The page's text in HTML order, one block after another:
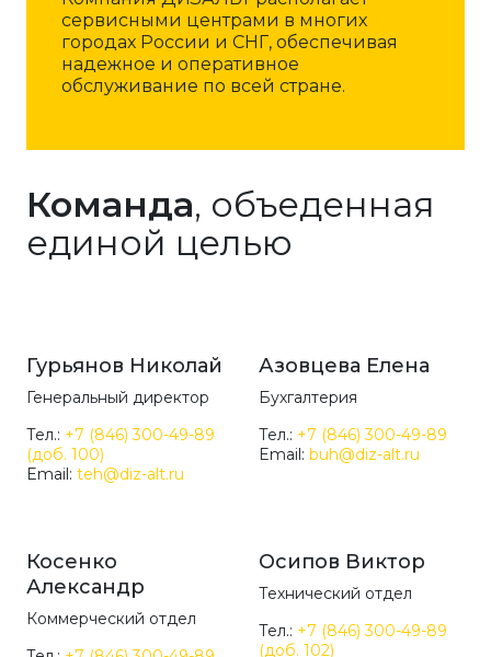
сервисными центрами в многих
городах России и СНГ, обеспечивая
надежное и оперативное
обслуживание по всей стране.
Команда, объеденная
единой целью
Гурьянов Николай
Генеральный директор
Тел.: +7 (846) 300-49-89
(доб. 100)
Email: teh@diz-alt.ru
Азовцева Елена
Бухгалтерия
Тел.: +7 (846) 300-49-89
Email: buh@diz-alt.ru
Косенко
Александр
Коммерческий отдел
Осипов Виктор
Технический отдел
Тел.: +7 (846) 300-49-89
(доб. 102)